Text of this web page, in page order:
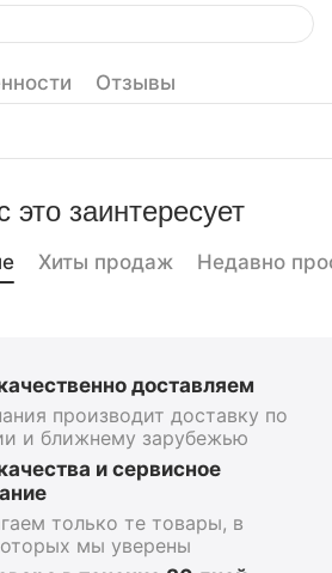
Отзывы
заинтересует
Хиты продаж Недавно
доставляем
производит доставку по
и ближнему зарубежью
и сервисное
только те товары, в
мы уверены